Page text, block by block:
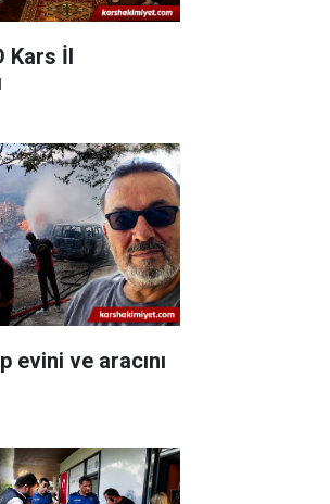
Kars İl
evini ve aracını